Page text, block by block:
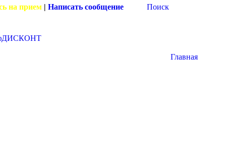
на прием | Написать сообщение
Поиск
Главная